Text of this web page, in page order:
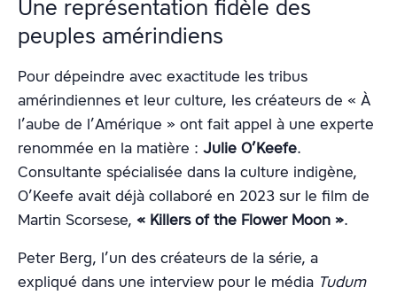
Une représentation fidèle des
peuples amérindiens
Pour dépeindre avec exactitude les tribus
amérindiennes et leur culture, les créateurs de « À
l’aube de l’Amérique » ont fait appel à une experte
renommée en la matière : Julie O’Keefe.
Consultante spécialisée dans la culture indigène,
O’Keefe avait déjà collaboré en 2023 sur le film de
Martin Scorsese, « Killers of the Flower Moon ».
Peter Berg, l’un des créateurs de la série, a
expliqué dans une interview pour le média Tudum